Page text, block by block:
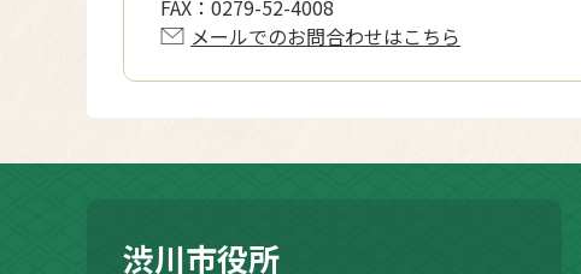
FAX： 0279-52-4008
メールでのお問合わせはこちら
渋川市役所